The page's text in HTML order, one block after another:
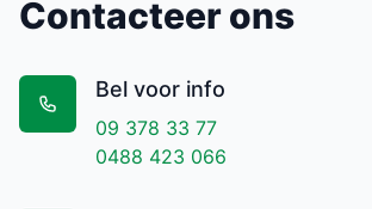
Contacteer ons
Bel voor info
09 378 33 77
0488 423 066